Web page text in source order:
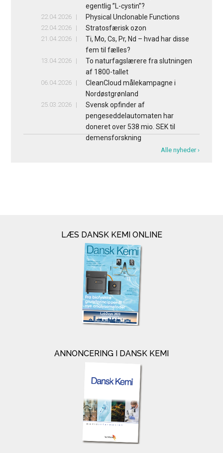
egentlig ”L-cystin”?
22.04.2026 Physical Unclonable Functions
22.04.2026 Stratosfærisk ozon
21.04.2026
Ti, Mo, Cs, Pr, Nd – hvad har disse
fem til fælles?
13.04.2026
To naturfagslærere fra slutningen
af 1800-tallet
06.04.2026
CleanCloud målekampagne i
Nordøstgrønland
25.03.2026
Svensk opfinder af
pengeseddelautomaten har
doneret over 538 mio. SEK til
demensforskning
Alle nyheder ›
LÆS DANSK KEMI ONLINE
ANNONCERING I DANSK KEMI